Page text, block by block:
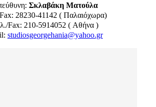
Σκλαβάκη Ματούλα
28230-41142 ( Παλαιόχωρα)
Fax: 210-5914052 ( Αθήνα )
studiosgeorgehania@yahoo.gr